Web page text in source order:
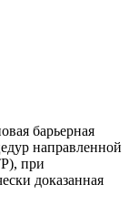
барьерная
направленной
при
доказанная